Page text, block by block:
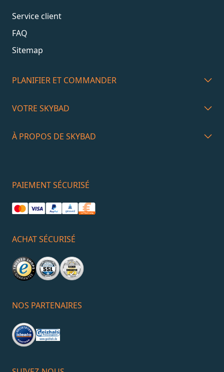
Service client
FAQ
Sitemap
PLANIFIER ET COMMANDER
VOTRE SKYBAD
À PROPOS DE SKYBAD
PAIEMENT SÉCURISÉ
ACHAT SÉCURISÉ
NOS PARTENAIRES